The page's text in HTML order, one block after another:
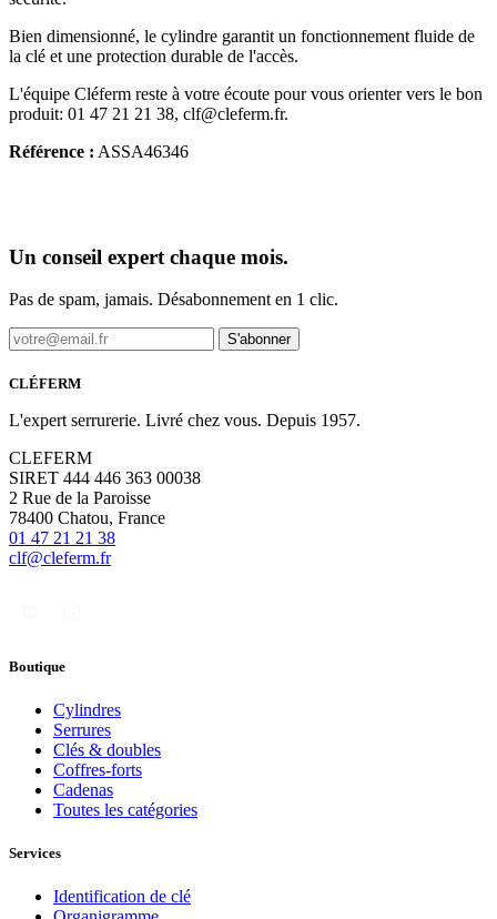
Bien dimensionné, le cylindre garantit un fonctionnement fluide de
la clé et une protection durable de l'accès.
L'équipe Cléferm reste à votre écoute pour vous orienter vers le bon
produit: 01 47 21 21 38, clf@cleferm.fr.
Référence : ASSA46346
Un conseil expert chaque mois.
Pas de spam, jamais. Désabonnement en 1 clic.
S'abonner
CLÉFERM
L'expert serrurerie. Livré chez vous. Depuis 1957.
CLEFERM
SIRET 444 446 363 00038
2 Rue de la Paroisse
78400 Chatou, France
01 47 21 21 38
clf@cleferm.fr
Boutique
Cylindres
Serrures
Clés & doubles
Coffres-forts
Cadenas
Toutes les catégories
Services
Identification de clé